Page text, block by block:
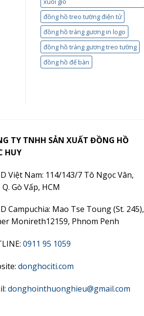
đồng hồ treo tường điện tử
đồng hồ tráng gương in logo
đồng hồ tráng gương treo tường
đồng hồ để bàn
TY TNHH SẢN XUẤT ĐỒNG HỒ
HUY
Việt Nam: 114/143/7 Tô Ngọc Vân,
Q. Gò Vấp, HCM
Campuchia: Mao Tse Toung (St. 245),
Monireth12159, Phnom Penh
0911 95 1059
donghociti.com
donghointhuonghieu@gmail.com